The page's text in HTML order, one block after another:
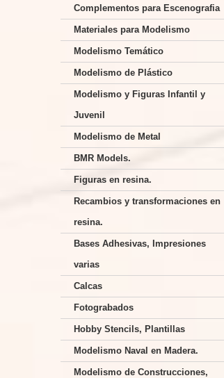
Complementos para Escenografia
Materiales para Modelismo
Modelismo Temático
Modelismo de Plástico
Modelismo y Figuras Infantil y
Juvenil
Modelismo de Metal
BMR Models.
Figuras en resina.
Recambios y transformaciones en
resina.
Bases Adhesivas, Impresiones
varias
Calcas
Fotograbados
Hobby Stencils, Plantillas
Modelismo Naval en Madera.
Modelismo de Construcciones,